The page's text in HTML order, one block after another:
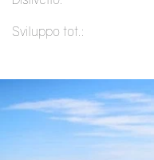
Sviluppo tot.: